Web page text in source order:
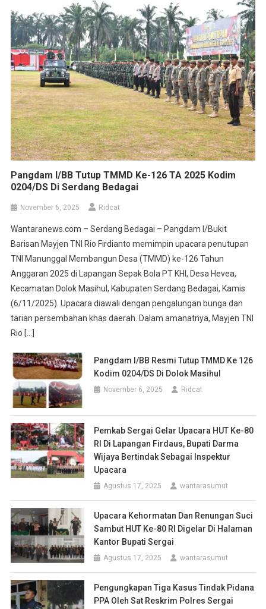
Pangdam I/BB Tutup TMMD Ke-126 TA 2025 Kodim
0204/DS Di Serdang Bedagai
November 6, 2025 Ridcat
Wantaranews.com – Serdang Bedagai – Pangdam I/Bukit
Barisan Mayjen TNI Rio Firdianto memimpin upacara penutupan
TNI Manunggal Membangun Desa (TMMD) ke-126 Tahun
Anggaran 2025 di Lapangan Sepak Bola PT KHI, Desa Hevea,
Kecamatan Dolok Masihul, Kabupaten Serdang Bedagai, Kamis
(6/11/2025). Upacara diawali dengan pengalungan bunga dan
tarian persembahan khas daerah. Dalam amanatnya, Mayjen TNI
Rio […]
Pangdam I/BB Resmi Tutup TMMD Ke 126
Kodim 0204/DS Di Dolok Masihul
November 6, 2025 Ridcat
Pemkab Sergai Gelar Upacara HUT Ke-80
RI Di Lapangan Firdaus, Bupati Darma
Wijaya Bertindak Sebagai Inspektur
Upacara
Agustus 17, 2025 wantarasumut
Upacara Kehormatan Dan Renungan Suci
Sambut HUT Ke-80 RI Digelar Di Halaman
Kantor Bupati Sergai
Agustus 17, 2025 wantarasumut
Pengungkapan Tiga Kasus Tindak Pidana
PPA Oleh Sat Reskrim Polres Sergai